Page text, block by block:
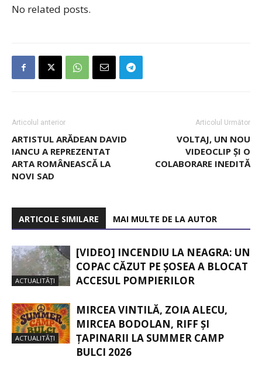
No related posts.
Articolul anterior
ARTISTUL ARĂDEAN DAVID
IANCU A REPREZENTAT
ARTA ROMÂNEASCĂ LA
NOVI SAD
Articolul Următor
VOLTAJ, UN NOU
VIDEOCLIP ȘI O
COLABORARE INEDITĂ
ARTICOLE SIMILARE MAI MULTE DE LA AUTOR
ACTUALITĂȚI
[VIDEO] INCENDIU LA NEAGRA: UN
COPAC CĂZUT PE ȘOSEA A BLOCAT
ACCESUL POMPIERILOR
ACTUALITĂȚI
MIRCEA VINTILĂ, ZOIA ALECU,
MIRCEA BODOLAN, RIFF ȘI
ȚAPINARII LA SUMMER CAMP
BULCI 2026